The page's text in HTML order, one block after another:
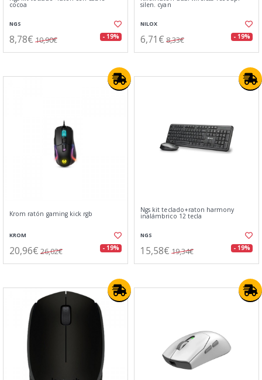
cocoa
NGS
8,78€ 10,90€ - 19%
silen. cyan
NILOX
6,71€ 8,33€ - 19%
Krom ratón gaming kick rgb
KROM
20,96€ 26,02€ - 19%
Ngs kit teclado+raton harmony
inalámbrico 12 tecla
NGS
15,58€ 19,34€ - 19%